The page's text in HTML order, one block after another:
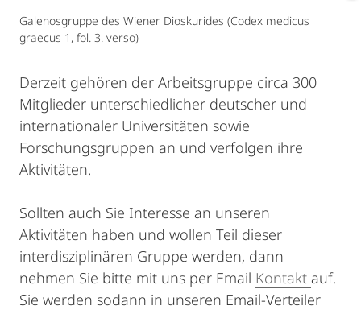
Galenosgruppe des Wiener Dioskurides (Codex medicus
graecus 1, fol. 3. verso)
Derzeit gehören der Arbeitsgruppe circa 300
Mitglieder unterschiedlicher deutscher und
internationaler Universitäten sowie
Forschungsgruppen an und verfolgen ihre
Aktivitäten.
Sollten auch Sie Interesse an unseren
Aktivitäten haben und wollen Teil dieser
interdisziplinären Gruppe werden, dann
nehmen Sie bitte mit uns per Email Kontakt auf.
Sie werden sodann in unseren Email-Verteiler